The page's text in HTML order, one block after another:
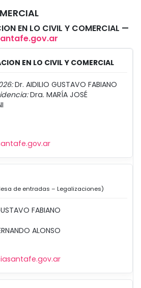
EN LO CIVIL Y COMERCIAL —
EN LO CIVIL Y COMERCIAL
Dr. AIDILIO GUSTAVO FABIANO
Dra. MARÍA JOSÉ
de entradas – Legalizaciones)
FABIANO
ALONSO